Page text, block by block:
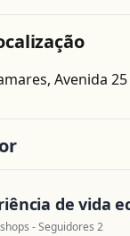
Avenida
de vida
- Seguidores 2